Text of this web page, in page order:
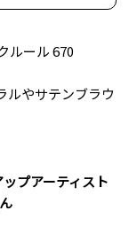
ルール 670
ルやサテンブラウ
プアーティスト